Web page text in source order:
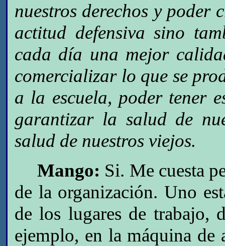
nuestros derechos y poder
actitud defensiva sino
cada día una mejor
comercializar lo que se
a la escuela, poder tener
garantizar la salud de
salud de nuestros viejos.
Mango: Si. Me cuesta
de la organización. Uno
de los lugares de trabajo,
ejemplo, en la máquina